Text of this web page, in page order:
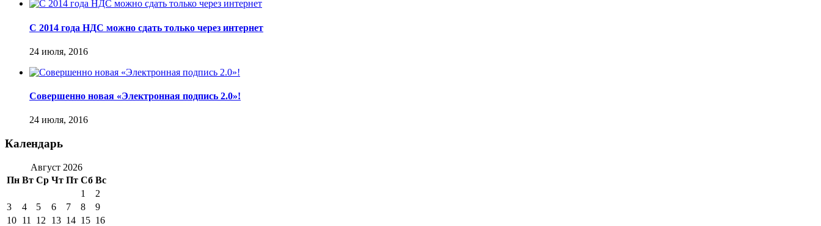
С 2014 года НДС можно сдать только через интернет
24 июля, 2016
Совершенно новая «Электронная подпись 2.0»!
24 июля, 2016
Календарь
Август 2026
Пн Вт Ср Чт Пт Сб Вс
1
2
3
4 5 6 7 8
9
10 11 12 13 14 15 16